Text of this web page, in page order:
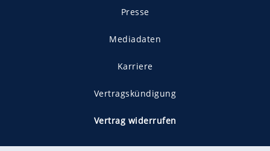
Presse
Mediadaten
Karriere
Vertragskündigung
Vertrag widerrufen